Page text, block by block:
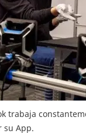
trabaja
su App.